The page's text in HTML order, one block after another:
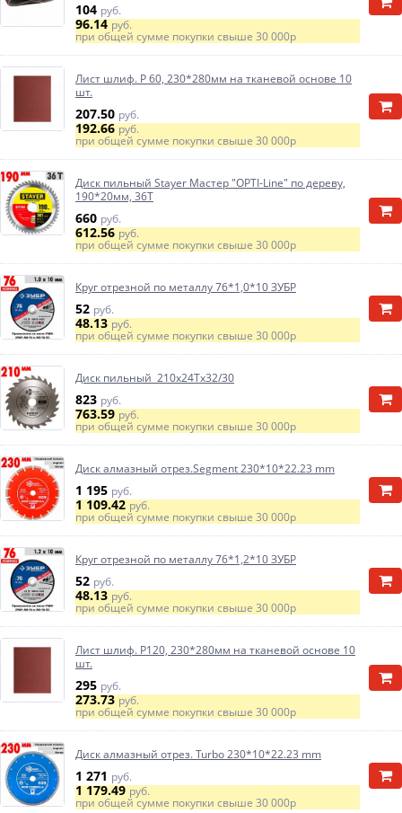
104 руб.
96.14руб.
при общей сумме покупки свыше 30 000р
Лист шлиф. Р 60, 230*280мм на тканевой основе 10
шт.
207.50 руб.
192.66руб.
при общей сумме покупки свыше 30 000р
Диск пильный Stayer Мастер "OPTI-Line" по дереву,
190*20мм, 36Т
660 руб.
612.56руб.
при общей сумме покупки свыше 30 000р
Круг отрезной по металлу 76*1,0*10 ЗУБР
52 руб.
48.13руб.
при общей сумме покупки свыше 30 000р
Диск пильный 210х24Тх32/30
823 руб.
763.59руб.
при общей сумме покупки свыше 30 000р
Диск алмазный отрез.Segment 230*10*22.23 mm
1 195 руб.
1 109.42руб.
при общей сумме покупки свыше 30 000р
Круг отрезной по металлу 76*1,2*10 ЗУБР
52 руб.
48.13руб.
при общей сумме покупки свыше 30 000р
Лист шлиф. Р120, 230*280мм на тканевой основе 10
шт.
295 руб.
273.73руб.
при общей сумме покупки свыше 30 000р
Диск алмазный отрез. Turbo 230*10*22.23 mm
1 271 руб.
1 179.49руб.
при общей сумме покупки свыше 30 000р